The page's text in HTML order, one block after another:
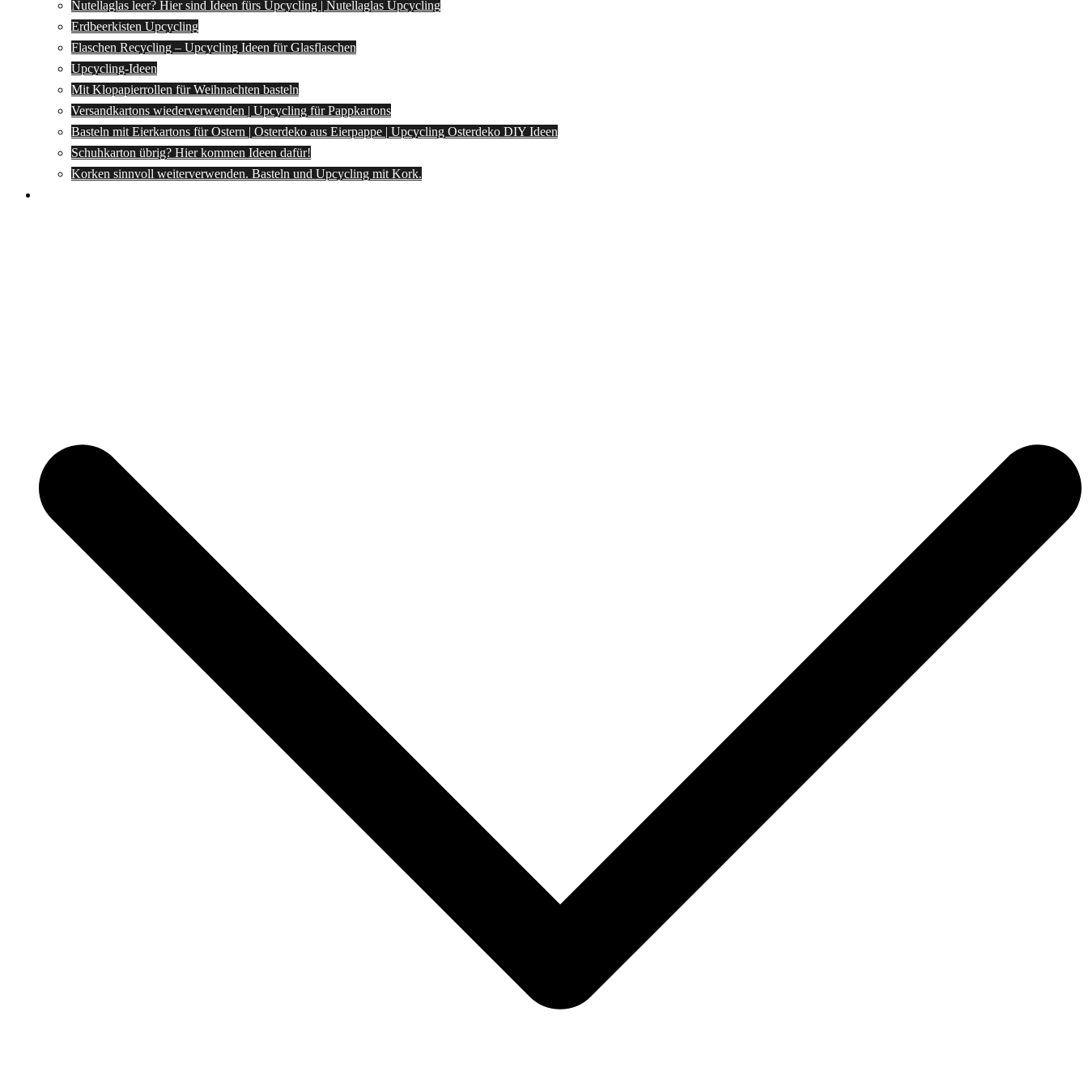
Nutellaglas leer? Hier sind Ideen fürs Upcycling | Nutellaglas Upcycling
Erdbeerkisten Upcycling
Flaschen Recycling – Upcycling Ideen für Glasflaschen
Upcycling-Ideen
Mit Klopapierrollen für Weihnachten basteln
Versandkartons wiederverwenden | Upcycling für Pappkartons
Basteln mit Eierkartons für Ostern | Osterdeko aus Eierpappe | Upcycling Osterdeko DIY Ideen
Schuhkarton übrig? Hier kommen Ideen dafür!
Korken sinnvoll weiterverwenden. Basteln und Upcycling mit Kork.